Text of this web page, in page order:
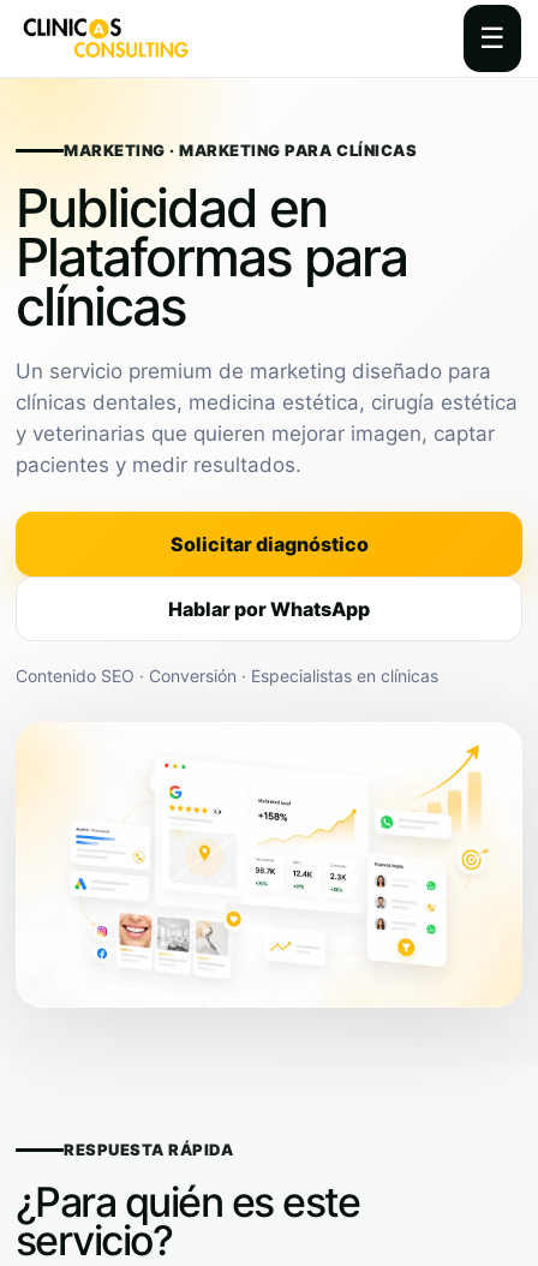
☰
contentMARKETING · MARKETING PARA CLÍNICAS
Publicidad en
Plataformas para
clínicas
Un servicio premium de marketing diseñado para
clínicas dentales, medicina estética, cirugía estética
y veterinarias que quieren mejorar imagen, captar
pacientes y medir resultados.
Solicitar diagnóstico
Hablar por WhatsApp
Contenido SEO · Conversión · Especialistas en clínicas
RESPUESTA RÁPIDA
¿Para quién es este
servicio?